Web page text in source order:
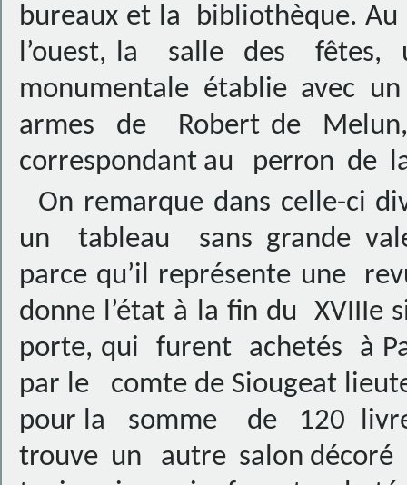
bureaux et la bibliothèque.
l’ouest, la salle des fêtes,
monumentale établie avec
armes de Robert de Melun,
correspondant au perron de
On remarque dans celle-ci
un tableau sans grande
parce qu’il représente une
donne l’état à la fin du XVIIIe
porte, qui furent achetés à
par le comte de Siougeat
pour la somme de 120
trouve un autre salon décoré